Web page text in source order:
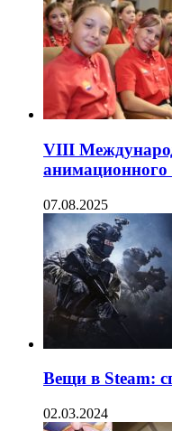
VIII
07.08.2025
Вещи в Steam:
02.03.2024